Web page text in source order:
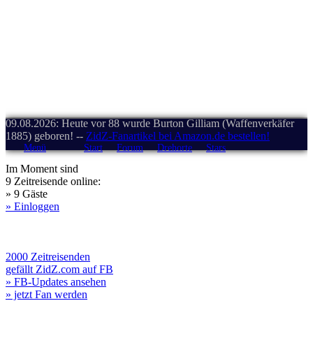
09.08.2026: Heute vor 88 wurde Burton Gilliam (Waffenverkäfer
1885) geboren! -- ZidZ-Fanartikel bei Amazon.de bestellen!
Menü Start Forum Drehorte Stars
Im Moment sind
9 Zeitreisende online:
» 9 Gäste
» Einloggen
2000 Zeitreisenden
gefällt ZidZ.com auf FB
» FB-Updates ansehen
» jetzt Fan werden